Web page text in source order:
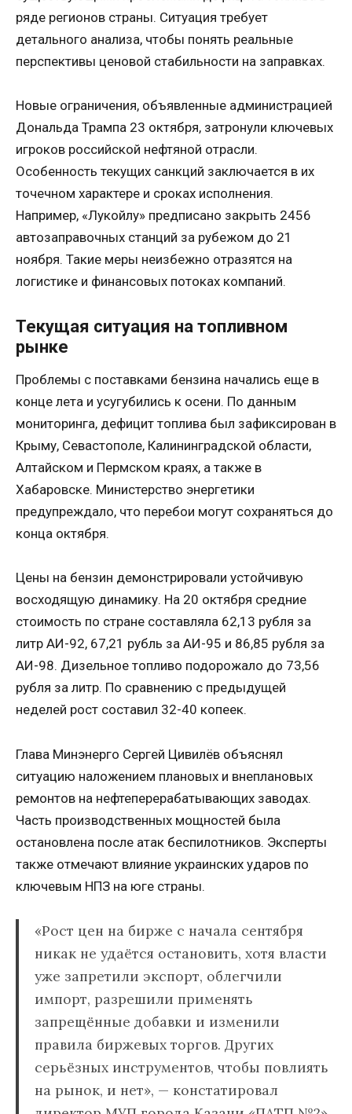
ряде регионов страны. Ситуация требует
детального анализа, чтобы понять реальные
перспективы ценовой стабильности на заправках.
Новые ограничения, объявленные администрацией
Дональда Трампа 23 октября, затронули ключевых
игроков российской нефтяной отрасли.
Особенность текущих санкций заключается в их
точечном характере и сроках исполнения.
Например, «Лукойлу» предписано закрыть 2456
автозаправочных станций за рубежом до 21
ноября. Такие меры неизбежно отразятся на
логистике и финансовых потоках компаний.
Текущая ситуация на топливном
рынке
Проблемы с поставками бензина начались еще в
конце лета и усугубились к осени. По данным
мониторинга, дефицит топлива был зафиксирован в
Крыму, Севастополе, Калининградской области,
Алтайском и Пермском краях, а также в
Хабаровске. Министерство энергетики
предупреждало, что перебои могут сохраняться до
конца октября.
Цены на бензин демонстрировали устойчивую
восходящую динамику. На 20 октября средние
стоимость по стране составляла 62,13 рубля за
литр АИ-92, 67,21 рубль за АИ-95 и 86,85 рубля за
АИ-98. Дизельное топливо подорожало до 73,56
рубля за литр. По сравнению с предыдущей
неделей рост составил 32-40 копеек.
Глава Минэнерго Сергей Цивилёв объяснял
ситуацию наложением плановых и внеплановых
ремонтов на нефтеперерабатывающих заводах.
Часть производственных мощностей была
остановлена после атак беспилотников. Эксперты
также отмечают влияние украинских ударов по
ключевым НПЗ на юге страны.
«Рост цен на бирже с начала сентября
никак не удаётся остановить, хотя власти
уже запретили экспорт, облегчили
импорт, разрешили применять
запрещённые добавки и изменили
правила биржевых торгов. Других
серьёзных инструментов, чтобы повлиять
на рынок, и нет», — констатировал